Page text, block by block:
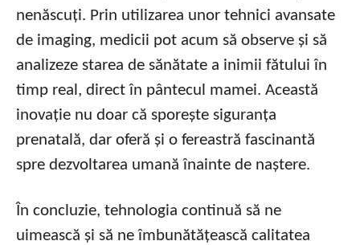
nenăscuți. Prin utilizarea unor tehnici avansate
de imaging, medicii pot acum să observe și să
analizeze starea de sănătate a inimii fătului în
timp real, direct în pântecul mamei. Această
inovație nu doar că sporește siguranța
prenatală, dar oferă și o fereastră fascinantă
spre dezvoltarea umană înainte de naștere.
În concluzie, tehnologia continuă să ne
uimească și să ne îmbunătățească calitatea